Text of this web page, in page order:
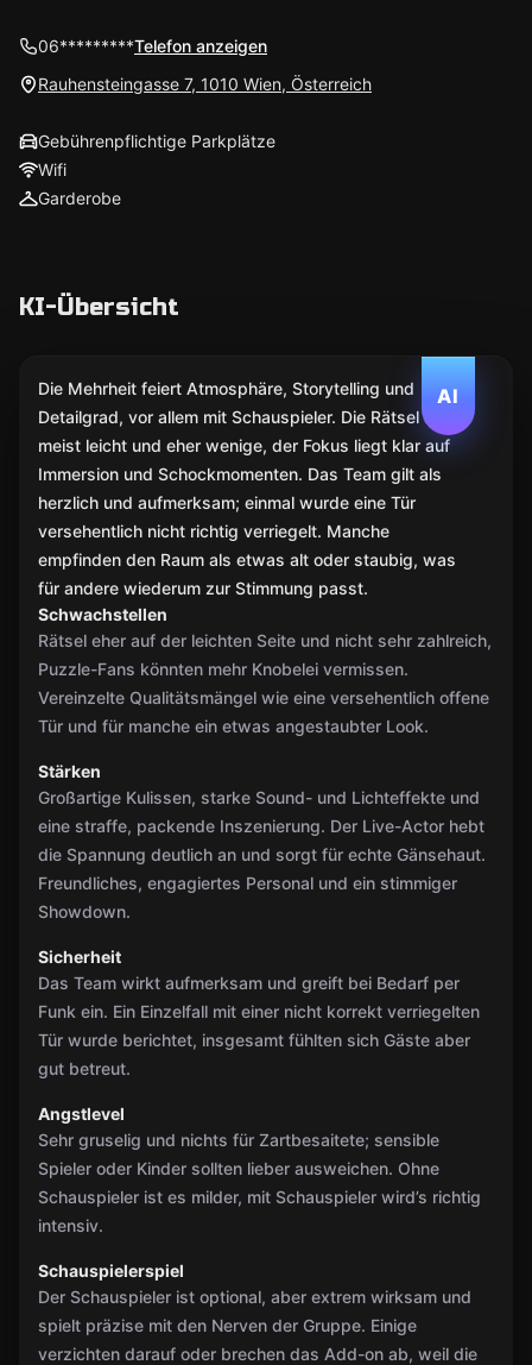
06*********Telefon anzeigen
Rauhensteingasse 7, 1010 Wien, Österreich
Gebührenpflichtige Parkplätze
Wifi
Garderobe
KI-Übersicht
AI
Die Mehrheit feiert Atmosphäre, Storytelling und
Detailgrad, vor allem mit Schauspieler. Die Rätsel sind
meist leicht und eher wenige, der Fokus liegt klar auf
Immersion und Schockmomenten. Das Team gilt als
herzlich und aufmerksam; einmal wurde eine Tür
versehentlich nicht richtig verriegelt. Manche
empfinden den Raum als etwas alt oder staubig, was
für andere wiederum zur Stimmung passt.
Schwachstellen
Rätsel eher auf der leichten Seite und nicht sehr zahlreich,
Puzzle-Fans könnten mehr Knobelei vermissen.
Vereinzelte Qualitätsmängel wie eine versehentlich offene
Tür und für manche ein etwas angestaubter Look.
Stärken
Großartige Kulissen, starke Sound- und Lichteffekte und
eine straffe, packende Inszenierung. Der Live-Actor hebt
die Spannung deutlich an und sorgt für echte Gänsehaut.
Freundliches, engagiertes Personal und ein stimmiger
Showdown.
Sicherheit
Das Team wirkt aufmerksam und greift bei Bedarf per
Funk ein. Ein Einzelfall mit einer nicht korrekt verriegelten
Tür wurde berichtet, insgesamt fühlten sich Gäste aber
gut betreut.
Angstlevel
Sehr gruselig und nichts für Zartbesaitete; sensible
Spieler oder Kinder sollten lieber ausweichen. Ohne
Schauspieler ist es milder, mit Schauspieler wird’s richtig
intensiv.
Schauspielerspiel
Der Schauspieler ist optional, aber extrem wirksam und
spielt präzise mit den Nerven der Gruppe. Einige
verzichten darauf oder brechen das Add-on ab, weil die